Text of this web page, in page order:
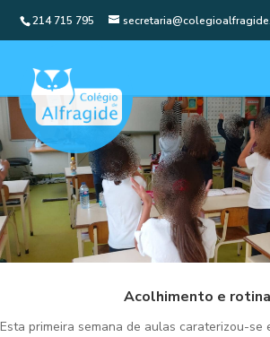
214 715 795
Acolhimento e
Esta primeira semana de aulas caraterizou-se